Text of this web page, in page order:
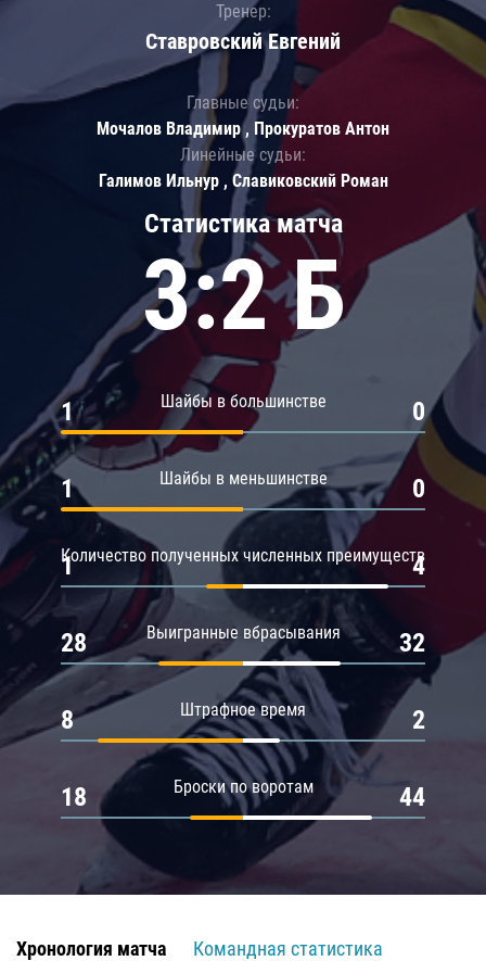
Статистика матча
3:2 Б
Шайбы в большинстве
1 0
Шайбы в меньшинстве
1 0
Количество полученных численных преимуществ
1 4
Выигранные вбрасывания
28 32
Штрафное время
8 2
Броски по воротам
18 44
Тренер:
Ставровский Евгений
Главные судьи:
Мочалов Владимир , Прокуратов Антон
Линейные судьи:
Галимов Ильнур , Славиковский Роман
Хронология матча
Командная статистика